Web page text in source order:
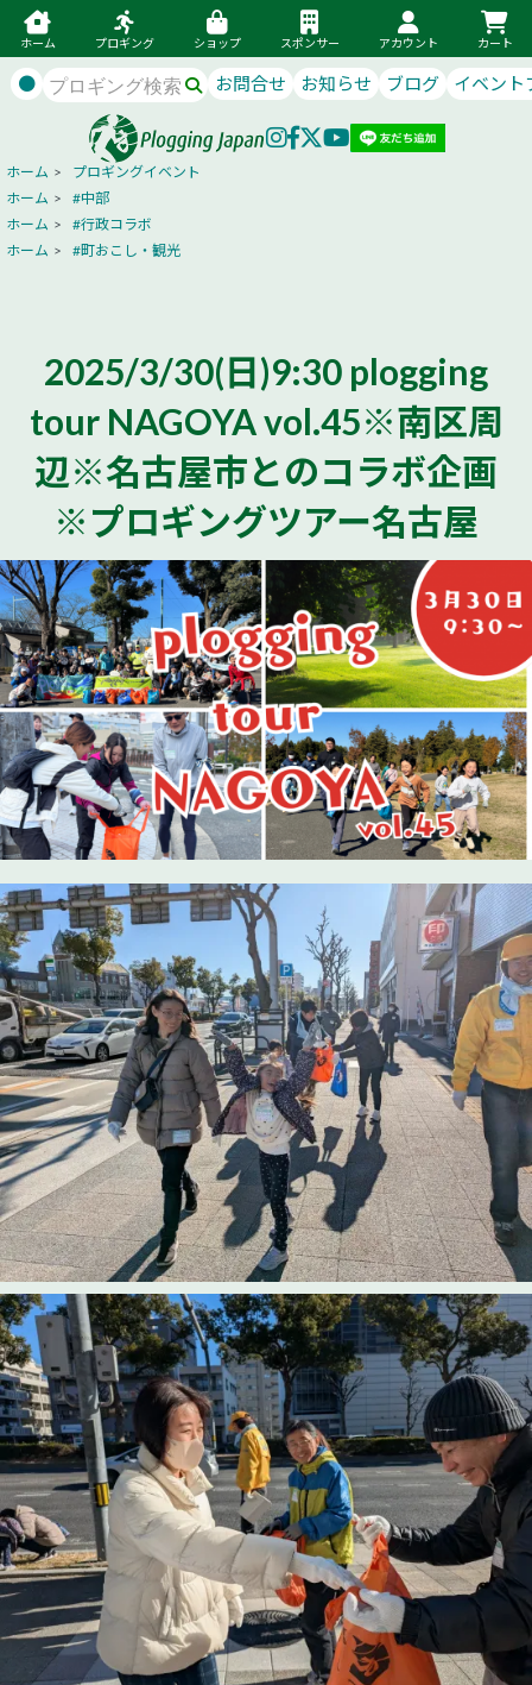
ホーム プロギング ショップ スポンサー アカウント カート
● お問合せ お知らせ ブログ イベント
ホーム >
プロギングイベント
ホーム >
#中部
ホーム >
#行政コラボ
ホーム > #町おこし・観光
2025/3/30(日)9:30 plogging
tour NAGOYA vol.45※南区周
辺※名古屋市とのコラボ企画
※プロギングツアー名古屋